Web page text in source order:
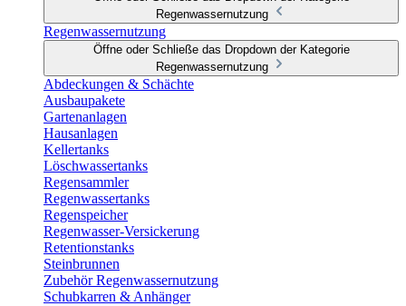
Regenwassernutzung
Regenwassernutzung
Öffne oder Schließe das Dropdown der Kategorie
Regenwassernutzung
Abdeckungen & Schächte
Ausbaupakete
Gartenanlagen
Hausanlagen
Kellertanks
Löschwassertanks
Regensammler
Regenwassertanks
Regenspeicher
Regenwasser-Versickerung
Retentionstanks
Steinbrunnen
Zubehör Regenwassernutzung
Schubkarren & Anhänger